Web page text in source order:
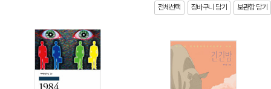
전체선택 장바구니 담기 보관함 담기